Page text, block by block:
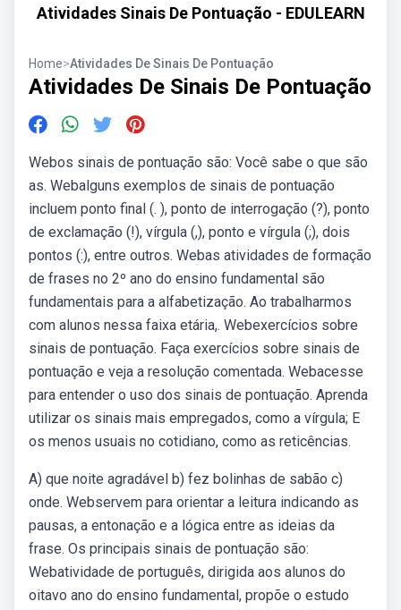
Atividades Sinais De Pontuação - EDULEARN
Home>Atividades De Sinais De Pontuação
Atividades De Sinais De Pontuação
Webos sinais de pontuação são: Você sabe o que são
as. Webalguns exemplos de sinais de pontuação
incluem ponto final (. ), ponto de interrogação (?), ponto
de exclamação (!), vírgula (,), ponto e vírgula (;), dois
pontos (:), entre outros. Webas atividades de formação
de frases no 2º ano do ensino fundamental são
fundamentais para a alfabetização. Ao trabalharmos
com alunos nessa faixa etária,. Webexercícios sobre
sinais de pontuação. Faça exercícios sobre sinais de
pontuação e veja a resolução comentada. Webacesse
para entender o uso dos sinais de pontuação. Aprenda
utilizar os sinais mais empregados, como a vírgula; E
os menos usuais no cotidiano, como as reticências.
A) que noite agradável b) fez bolinhas de sabão c)
onde. Webservem para orientar a leitura indicando as
pausas, a entonação e a lógica entre as ideias da
frase. Os principais sinais de pontuação são:
Webatividade de português, dirigida aos alunos do
oitavo ano do ensino fundamental, propõe o estudo